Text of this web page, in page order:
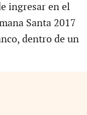
ingresar en el
Santa 2017
dentro de un